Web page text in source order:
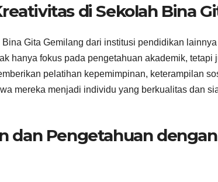
di Sekolah Bina
Gita Gemilang dari institusi pendidikan
hanya fokus pada pengetahuan akademik, tetapi
pelatihan kepemimpinan, keterampilan
mereka menjadi individu yang berkualitas dan
dan Pengetahuan